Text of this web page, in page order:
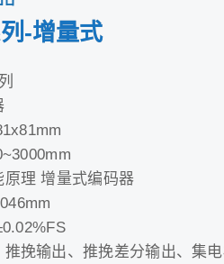
-增量式
原理 增量式编码器
推挽输出、推挽差分输出、集